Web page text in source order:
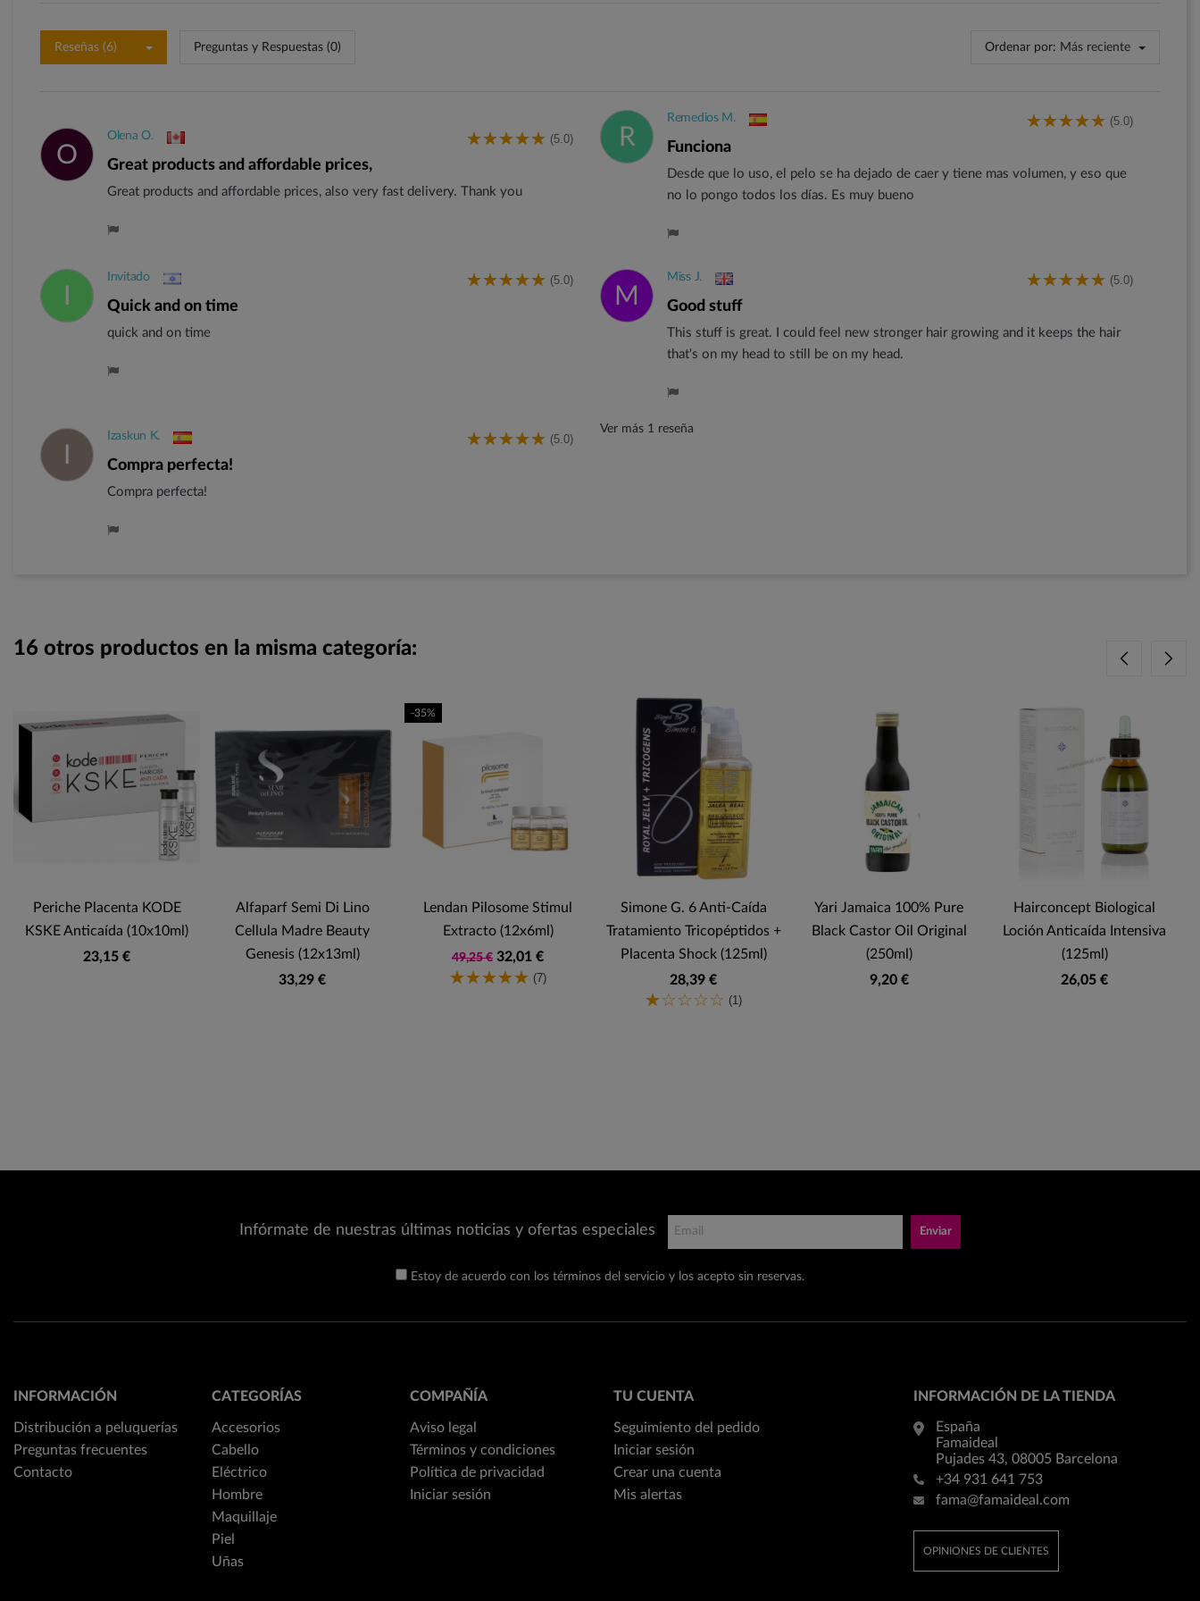
Reseñas (6) Preguntas y Respuestas (0) Ordenar por: Más reciente
O
Olena O. (5.0)
Great products and affordable prices,
Great products and affordable prices, also very fast delivery. Thank you
R
Remedios M. (5.0)
Funciona
Desde que lo uso, el pelo se ha dejado de caer y tiene mas volumen, y eso que
no lo pongo todos los días. Es muy bueno
Invitado (5.0)
quick and on time
quick and on time
M
Miss J. (5.0)
good stuff
This stuff is great. I could feel new stronger hair growing and it keeps the hair
that's on my head to still be on my head.
Izaskun K. (5.0)
Compra perfecta!
Compra perfecta!
Ver más 1 reseña
16 otros productos en la misma categoría:
Periche Placenta KODE
KSKE Anticaída (10x10ml)
23,15 €
Alfaparf Semi Di Lino
Cellula Madre Beauty
Genesis (12x13ml)
33,29 €
Lendan Pilosome Stimul
Extracto (12x6ml)
49,25 € 32,01 €
(7)
-35%
Simone G. 6 Anti-Caída
Tratamiento Tricopéptidos +
Placenta Shock (125ml)
28,39 €
(1)
Yari Jamaica 100% Pure
Black Castor Oil Original
(250ml)
9,20 €
Hairconcept Biological
Loción Anticaída Intensiva
(125ml)
26,05 €
Infórmate de nuestras últimas noticias y ofertas especiales Enviar
Estoy de acuerdo con los términos del servicio y los acepto sin reservas.
INFORMACIÓN
Distribución a peluquerías
Preguntas frecuentes
Contacto
CATEGORÍAS
Accesorios
Cabello
Eléctrico
Hombre
Maquillaje
Piel
Uñas
COMPAÑÍA
Aviso legal
Términos y condiciones
Política de privacidad
Iniciar sesión
TU CUENTA
Seguimiento del pedido
Iniciar sesión
Crear una cuenta
Mis alertas
INFORMACIÓN DE LA TIENDA
España
Famaideal
Pujades 43, 08005 Barcelona
+34 931 641 753
fama@famaideal.com
OPINIONES DE CLIENTES